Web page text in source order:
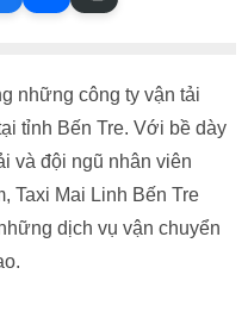
những công ty vận tải
tỉnh Bến Tre. Với bề dày
và đội ngũ nhân viên
Taxi Mai Linh Bến Tre
dịch vụ vận chuyển